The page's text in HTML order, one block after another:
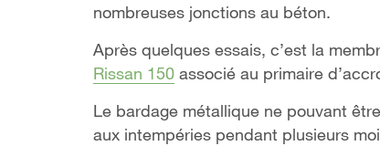
nombreuses jonctions au béton.
Après quelques essais, c’est la
Rissan 150 associé au primaire
Le bardage métallique ne pouvant
aux intempéries pendant plusieurs